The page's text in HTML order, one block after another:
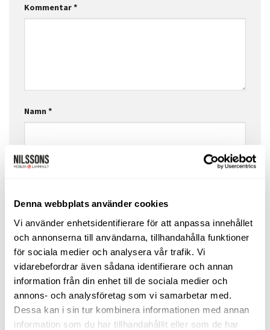
Denna webbplats använder cookies
Vi använder enhetsidentifierare för att anpassa innehållet
och annonserna till användarna, tillhandahålla funktioner
för sociala medier och analysera vår trafik. Vi
vidarebefordrar även sådana identifierare och annan
information från din enhet till de sociala medier och
annons- och analysföretag som vi samarbetar med.
Dessa kan i sin tur kombinera informationen med annan
information som du har tillhandahållit eller som de har
Kommentar*
Namn*
E-postadress
Webbplats